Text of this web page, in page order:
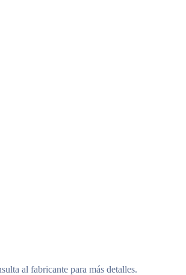
al fabricante para más detalles.